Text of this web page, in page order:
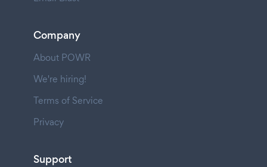
Company
About POWR
We're hiring!
Terms of Service
Privacy
Support